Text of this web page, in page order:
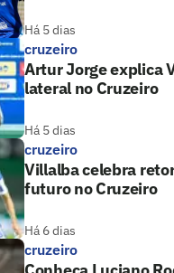
Há 5 dias
cruzeiro
Artur Jorge explica
lateral no Cruzeiro
Há 5 dias
cruzeiro
Villalba celebra
futuro no Cruzeiro
Há 6 dias
cruzeiro